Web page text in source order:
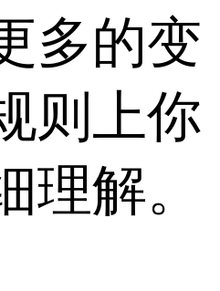
多的变
则上你
理解。